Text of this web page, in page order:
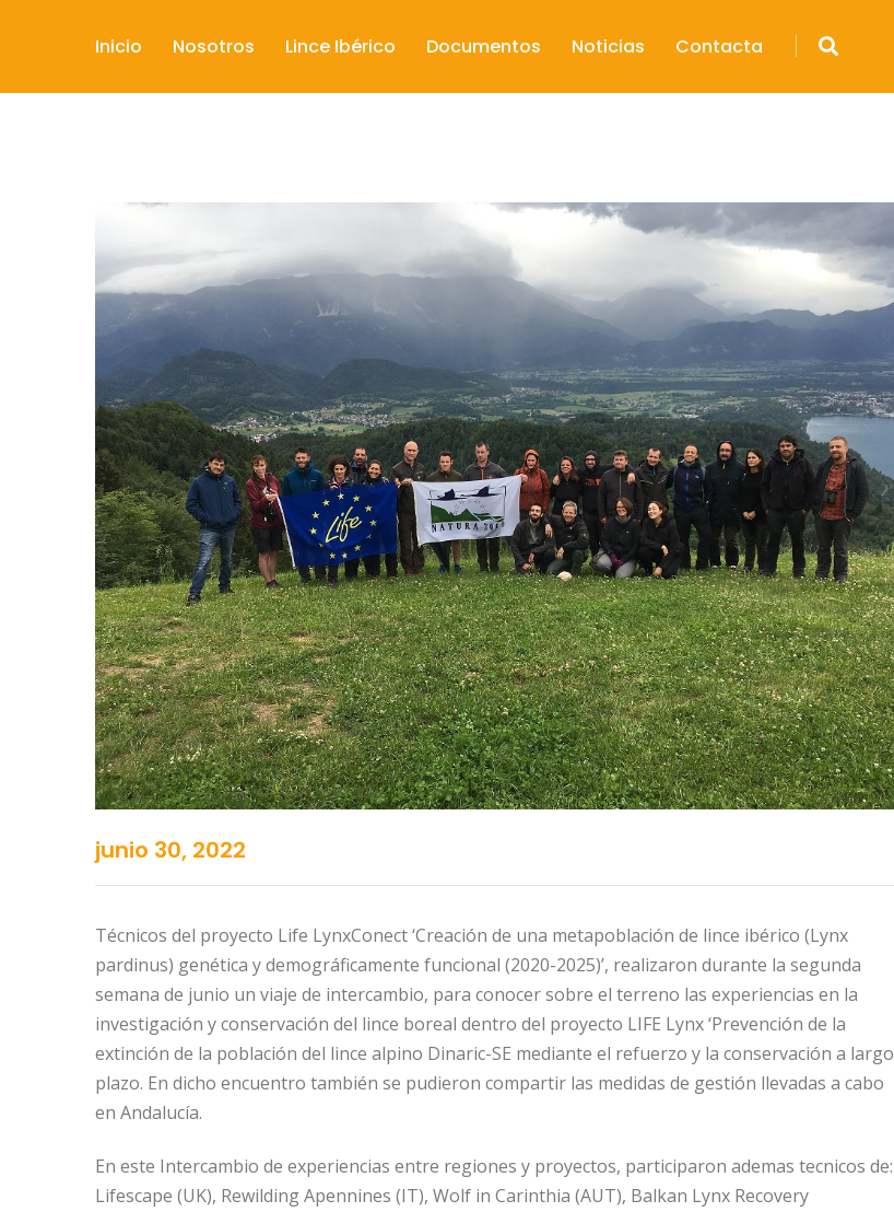
Inicio Nosotros Lince Ibérico Documentos Noticias Contacta
junio 30, 2022
Técnicos del proyecto Life LynxConect ‘Creación de una metapoblación de lince ibérico (Lynx
pardinus) genética y demográficamente funcional (2020-2025)’, realizaron durante la segunda
semana de junio un viaje de intercambio, para conocer sobre el terreno las experiencias en la
investigación y conservación del lince boreal dentro del proyecto LIFE Lynx ‘Prevención de la
extinción de la población del lince alpino Dinaric-SE mediante el refuerzo y la conservación a largo
plazo. En dicho encuentro también se pudieron compartir las medidas de gestión llevadas a cabo
en Andalucía.
En este Intercambio de experiencias entre regiones y proyectos, participaron ademas tecnicos de:
Lifescape (UK), Rewilding Apennines (IT), Wolf in Carinthia (AUT), Balkan Lynx Recovery